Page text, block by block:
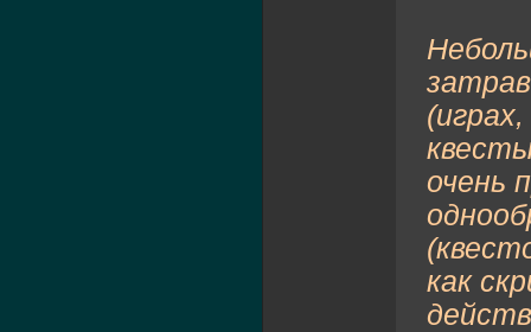
очень
как